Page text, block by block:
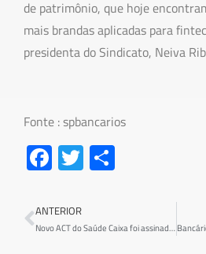
de patrimônio, que hoje
mais brandas aplicadas para
presidenta do Sindicato, Neiva
Fonte : spbancarios
Fa
ce
b
o
T
wi
er e
ANTERIOR
Novo ACT do Saúde Caixa foi assinado na última quarta-feira (31/12).